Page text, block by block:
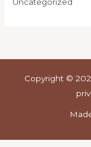
Copyright ©